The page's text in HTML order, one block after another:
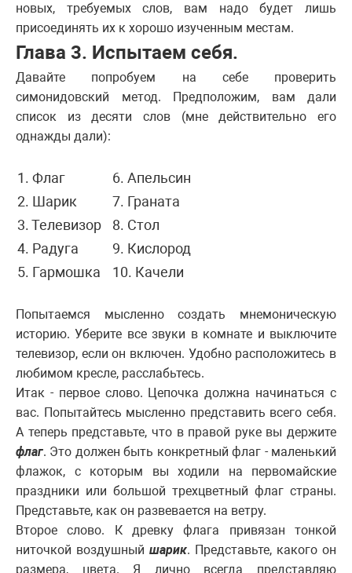
новых, требуемых слов, вам надо будет лишь
присоединять их к хорошо изученным местам.
Глава 3. Испытаем себя.
Давайте попробуем на себе проверить
симонидовский метод. Предположим, вам дали
список из десяти слов (мне действительно его
однажды дали):
1. Флаг
6. Апельсин
2. Шарик
7. Граната
3. Телевизор
8. Стол
4. Радуга
9. Кислород
5. Гармошка
10. Качели
Попытаемся мысленно создать мнемоническую
историю. Уберите все звуки в комнате и выключите
телевизор, если он включен. Удобно расположитесь в
любимом кресле, расслабьтесь.
Итак - первое слово. Цепочка должна начинаться с
вас. Попытайтесь мысленно представить всего себя.
А теперь представьте, что в правой руке вы держите
флаг. Это должен быть конкретный флаг - маленький
флажок, с которым вы ходили на первомайские
праздники или большой трехцветный флаг страны.
Представьте, как он развевается на ветру.
Второе слово. К древку флага привязан тонкой
ниточкой воздушный шарик. Представьте, какого он
размера, цвета. Я лично всегда представляю